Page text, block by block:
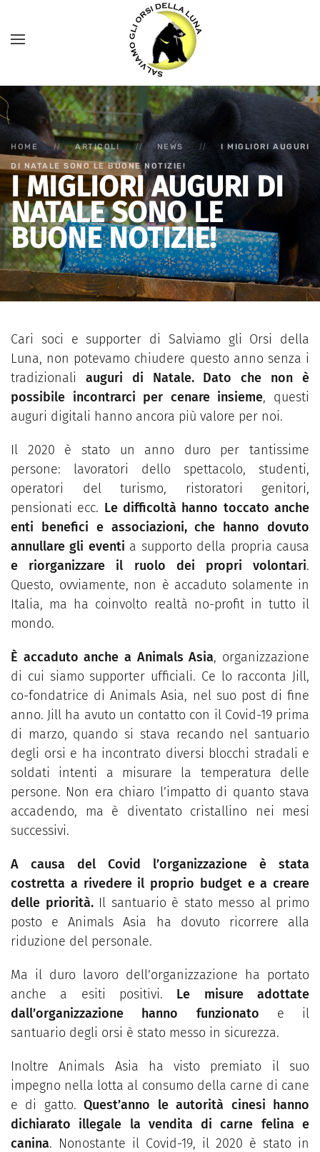
HOME ARTICOLI NEWS I MIGLIORI AUGURI
DI NATALE SONO LE BUONE NOTIZIE!
I MIGLIORI AUGURI DI
NATALE SONO LE
BUONE NOTIZIE!
Cari soci e supporter di Salviamo gli Orsi della
Luna, non potevamo chiudere questo anno senza i
tradizionali auguri di Natale. Dato che non è
possibile incontrarci per cenare insieme, questi
auguri digitali hanno ancora più valore per noi.
Il 2020 è stato un anno duro per tantissime
persone: lavoratori dello spettacolo, studenti,
operatori del turismo, ristoratori genitori,
pensionati ecc. Le difficoltà hanno toccato anche
enti benefici e associazioni, che hanno dovuto
annullare gli eventi a supporto della propria causa
e riorganizzare il ruolo dei propri volontari.
Questo, ovviamente, non è accaduto solamente in
Italia, ma ha coinvolto realtà no-profit in tutto il
mondo.
È accaduto anche a Animals Asia, organizzazione
di cui siamo supporter ufficiali. Ce lo racconta Jill,
co-fondatrice di Animals Asia, nel suo post di fine
anno. Jill ha avuto un contatto con il Covid-19 prima
di marzo, quando si stava recando nel santuario
degli orsi e ha incontrato diversi blocchi stradali e
soldati intenti a misurare la temperatura delle
persone. Non era chiaro l’impatto di quanto stava
accadendo, ma è diventato cristallino nei mesi
successivi.
A causa del Covid l’organizzazione è stata
costretta a rivedere il proprio budget e a creare
delle priorità.Il santuario è stato messo al primo
posto e Animals Asia ha dovuto ricorrere alla
riduzione del personale.
Ma il duro lavoro dell’organizzazione ha portato
anche a esiti positivi. Le misure adottate
dall’organizzazione hanno funzionato e il
santuario degli orsi è stato messo in sicurezza.
Inoltre Animals Asia ha visto premiato il suo
impegno nella lotta al consumo della carne di cane
e di gatto.Quest’anno le autorità cinesi hanno
dichiarato illegale la vendita di carne felina e
canina. Nonostante il Covid-19, il 2020 è stato in